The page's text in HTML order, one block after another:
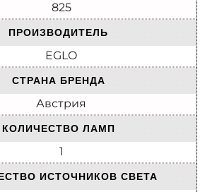
825
ПРОИЗВОДИТЕЛЬ
EGLO
СТРАНА БРЕНДА
Австрия
КОЛИЧЕСТВО ЛАМП
1
ИСТОЧНИКОВ СВЕТА